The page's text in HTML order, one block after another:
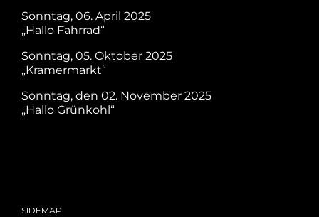
Sonntag, 06. April 2025
„Hallo Fahrrad“
Sonntag, 05. Oktober 2025
„Kramermarkt“
Sonntag, den 02. November 2025
„Hallo Grünkohl“
SIDEMAP